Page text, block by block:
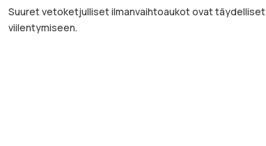
Suuret vetoketjulliset ilmanvaihtoaukot ovat täydelliset
viilentymiseen.